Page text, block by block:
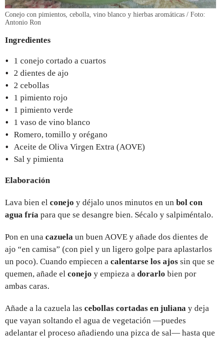
Conejo con pimientos, cebolla, vino blanco y hierbas aromáticas / Foto:
Antonio Ron
Ingredientes
1 conejo cortado a cuartos
2 dientes de ajo
2 cebollas
1 pimiento rojo
1 pimiento verde
1 vaso de vino blanco
Romero, tomillo y orégano
Aceite de Oliva Virgen Extra (AOVE)
Sal y pimienta
Elaboración
Lava bien el conejo y déjalo unos minutos en un bol con
agua fría para que se desangre bien. Sécalo y salpiméntalo.
Pon en una cazuela un buen AOVE y añade dos dientes de
ajo “en camisa” (con piel y un ligero golpe para aplastarlos
un poco). Cuando empiecen a calentarse los ajos sin que se
quemen, añade el conejo y empieza a dorarlo bien por
ambas caras.
Añade a la cazuela las cebollas cortadas en juliana y deja
que vayan soltando el agua de vegetación —puedes
adelantar el proceso añadiendo una pizca de sal— hasta que